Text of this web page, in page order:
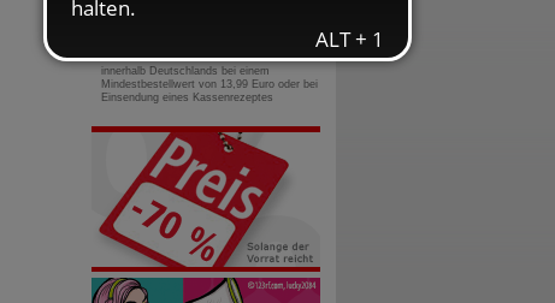
gebührenfreie Rufnummer
innerhalb Deutschlands bei einem
Mindestbestellwert von 13,99 Euro oder bei
Einsendung eines Kassenrezeptes